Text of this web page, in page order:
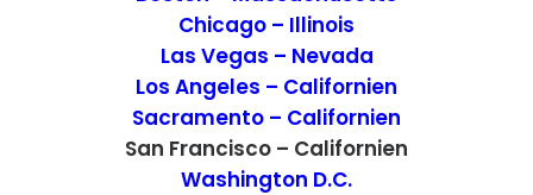
Chicago – Illinois
Las Vegas – Nevada
Los Angeles – Californien
Sacramento – Californien
San Francisco – Californien
Washington D.C.